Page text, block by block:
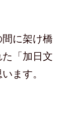
に架け橋
「加日文
ます。